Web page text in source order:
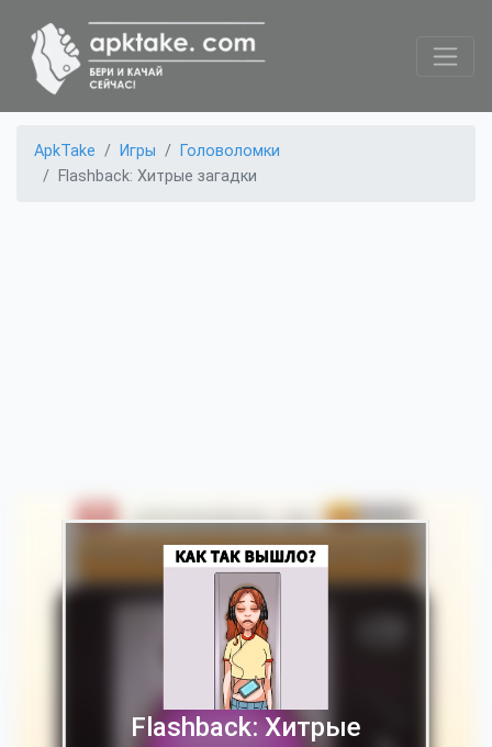
ApkTake Игры
Головоломки
Flashback: Хитрые загадки
Flashback: Хитрые